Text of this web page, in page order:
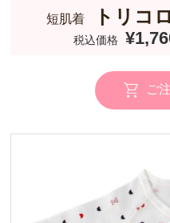
短肌着 トリコ
税込価格
ご